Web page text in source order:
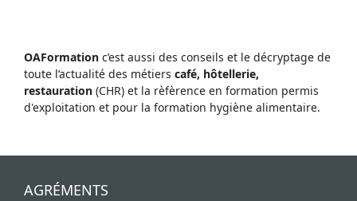
OAFormation c’est aussi des conseils et le décryptage de
toute l’actualité des métiers café, hôtellerie,
restauration (CHR) et la rèfèrence en formation permis
d'exploitation et pour la formation hygiène alimentaire.
AGRÉMENTS